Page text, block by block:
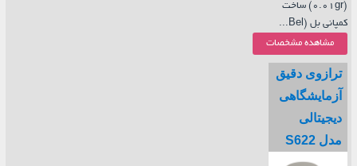
(0.01gr) ساخت
کمپانی بل (Bel...
مشاهده مشخصات
ترازوی دقیق
آزمایشگاهی
دیجیتالی
مدل S622